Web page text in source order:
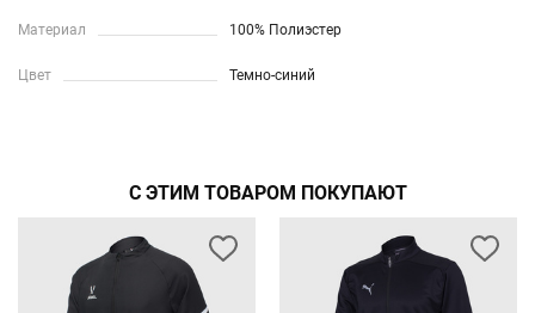
Материал 100% Полиэстер
Цвет Темно-синий
С ЭТИМ ТОВАРОМ ПОКУПАЮТ